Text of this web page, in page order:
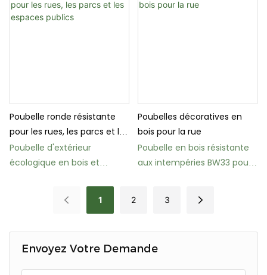
Envoyez Votre Demande
Poubelle ronde résistante
pour les rues, les parcs et les
espaces publics
Poubelle d'extérieur
écologique en bois et
Poubelles décoratives en
bois pour la rue
Poubelle en bois résistante
aux intempéries BW33 pour
1 2 3